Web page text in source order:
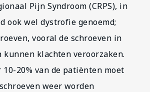
Pijn Syndroom (CRPS), in
ook wel dystrofie genoemd;
vooral de schroeven in
kunnen klachten veroorzaken.
10-20% van de patiënten moet
weer worden